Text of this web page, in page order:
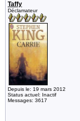
Taffy
Déclamateur
Depuis le: 19 mars 2012
Status actuel: Inactif
Messages: 3617